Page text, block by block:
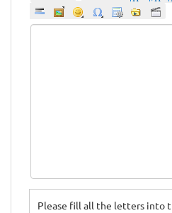
Please fill all the letters into